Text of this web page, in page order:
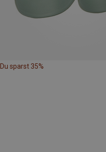
Du sparst 35%